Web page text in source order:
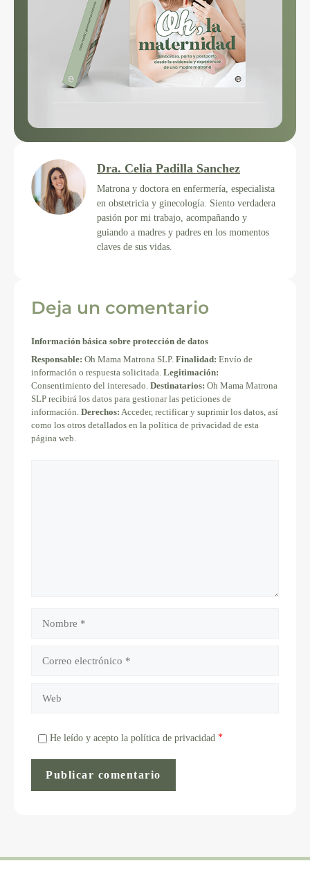
Dra. Celia Padilla Sanchez
Matrona y doctora en enfermería, especialista
en obstetricia y ginecología. Siento verdadera
pasión por mi trabajo, acompañando y
guiando a madres y padres en los momentos
claves de sus vidas.
Deja un comentario
Información básica sobre protección de datos
Responsable: Oh Mama Matrona SLP. Finalidad: Envío de
información o respuesta solicitada. Legitimación:
Consentimiento del interesado. Destinatarios: Oh Mama Matrona
SLP recibirá los datos para gestionar las peticiones de
información. Derechos: Acceder, rectificar y suprimir los datos, así
como los otros detallados en la política de privacidad de esta
página web.
He leído y acepto la política de privacidad *